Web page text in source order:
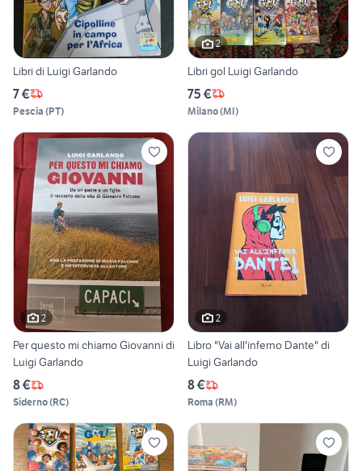
Libri di Luigi Garlando
7 €
Pescia (PT)
2
Libri gol Luigi Garlando
75 €
Milano(MI)
2
Per questo mi chiamo Giovanni di
Luigi Garlando
8 €
Siderno(RC)
2
Libro "Vai all'inferno Dante" di
Luigi Garlando
8 €
Roma (RM)